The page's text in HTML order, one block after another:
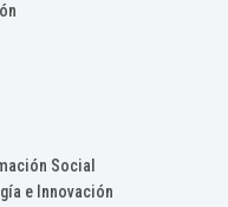
Social
e Innovación